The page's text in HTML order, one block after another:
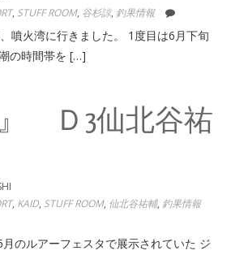
, STUFF ROOM, 谷杉諒, 釣果情報
噴火湾に行きました。 1度目は6月下旬
の時間帯を […]
』 Ｄ3仙北谷祐
, KAID, STUFF ROOM, 仙北谷祐輔, 釣果情報
月のルアーフェスタで展示されていた ジ